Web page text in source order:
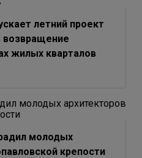
летний проект
жилых кварталов
молодых
крепости